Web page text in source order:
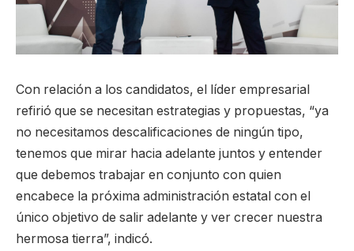
Con relación a los candidatos, el líder empresarial
refirió que se necesitan estrategias y propuestas, “ya
no necesitamos descalificaciones de ningún tipo,
tenemos que mirar hacia adelante juntos y entender
que debemos trabajar en conjunto con quien
encabece la próxima administración estatal con el
único objetivo de salir adelante y ver crecer nuestra
hermosa tierra”, indicó.